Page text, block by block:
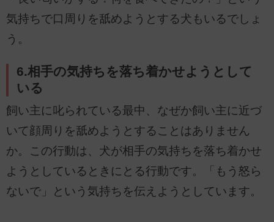
気持ちで口周りを舐めようとする犬もいるでしょ
う。
6.相手の気持ちを落ち着かせようとして
いる
飼い主に叱られている最中、なぜか飼い主に近づ
いて顔周りを舐めようとすることはありません
か。この行動は、犬が相手の気持ちを落ち着かせ
ようとしているときにとる行動です。「もう怒ら
ないで」という気持ちを伝えようとしています。